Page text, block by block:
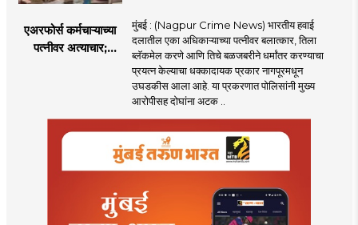
एअरफोर्स कर्मचाऱ्याच्या
पत्नीवर अत्याचार;
मुंबई : (Nagpur Crime News) भारतीय हवाई
दलातील एका अधिकाऱ्याच्या पत्नीवर बलात्कार, तिला
ब्लॅकमेल करणे आणि तिचे बळजबरीने धर्मांतर करण्याचा
प्रयत्न केल्याचा धक्कादायक प्रकार नागपूरमधून
उघडकीस आला आहे. या प्रकरणात पोलिसांनी मुख्य
आरोपीसह दोघांना अटक ..